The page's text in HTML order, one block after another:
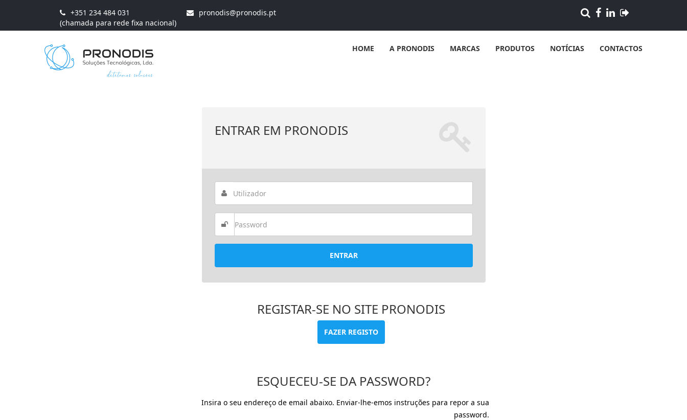
+351 234 484 031
(chamada para rede fixa nacional)
pronodis@pronodis.pt
HOME A PRONODIS MARCAS PRODUTOS NOTÍCIAS CONTACTOS
ENTRAR EM PRONODIS
ENTRAR
REGISTAR-SE NO SITE PRONODIS
FAZER REGISTO
ESQUECEU-SE DA PASSWORD?
Insira o seu endereço de email abaixo. Enviar-lhe-emos instruções para repor a sua
password.